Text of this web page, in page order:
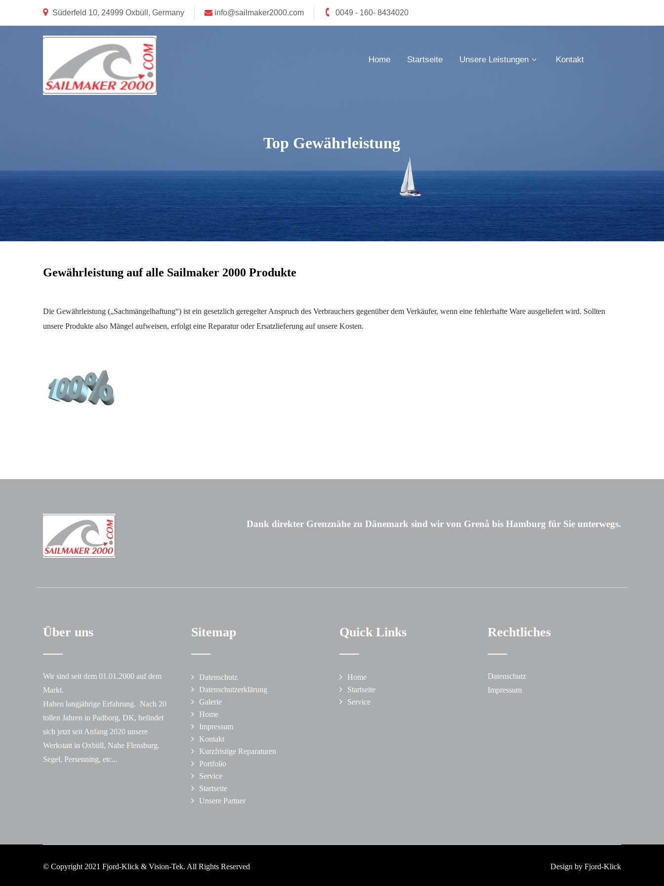
Süderfeld 10, 24999 Oxbüll, Germany info@sailmaker2000.com 0049 - 160- 8434020
Home Startseite Unsere Leistungen Kontakt
Top Gewährleistung
Gewährleistung auf alle Sailmaker 2000 Produkte
Die Gewährleistung („Sachmängelhaftung“) ist ein gesetzlich geregelter Anspruch des Verbrauchers gegenüber dem Verkäufer, wenn eine fehlerhafte Ware ausgeliefert wird. Sollten
unsere Produkte also Mängel aufweisen, erfolgt eine Reparatur oder Ersatzlieferung auf unsere Kosten.
Dank direkter Grenznähe zu Dänemark sind wir von Grenå bis Hamburg für Sie unterwegs.
Über uns
Wir sind seit dem 01.01.2000 auf dem
Markt.
Haben langjährige Erfahrung. Nach 20
tollen Jahren in Padborg, DK, befindet
sich jetzt seit Anfang 2020 unsere
Werkstatt in Oxbüll, Nahe Flensburg.
Segel, Persenning, etc...
Sitemap
Datenschutz
Datenschutzerklärung
Galerie
Home
Impressum
Kontakt
Kurzfristige Reparaturen
Portfolio
Service
Startseite
Unsere Partner
Quick Links
Home
Startseite
Service
Rechtliches
Datenschutz
Impressum
© Copyright 2021 Fjord-Klick & Vision-Tek. All Rights Reserved Design by Fjord-Klick